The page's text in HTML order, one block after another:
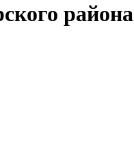
района